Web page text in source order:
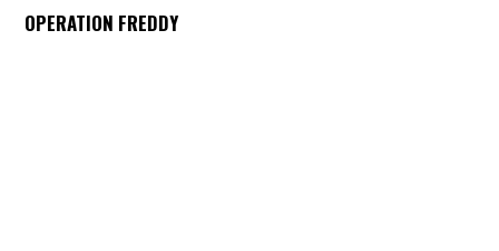
OPERATION FREDDY